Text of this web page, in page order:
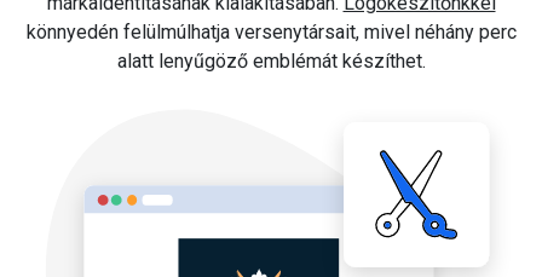
könnyedén felülmúlhatja versenytársait, mivel néhány perc
alatt lenyűgöző emblémát készíthet.